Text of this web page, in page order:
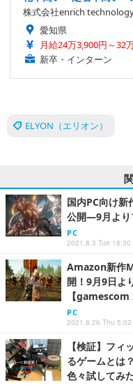
株式会社enrich
愛知県
月給24万3,900円～32
新卒・インターン
ELYON（エリオン）
国内PC向け新
公開―9月より
PC
2021.8.3 Tue 18:30
Amazon新作
開！9月9日よ
【gamescom
PC
2021.8.26 Thu 5:02
【検証】フィ
るゲームとは
色々試してみ